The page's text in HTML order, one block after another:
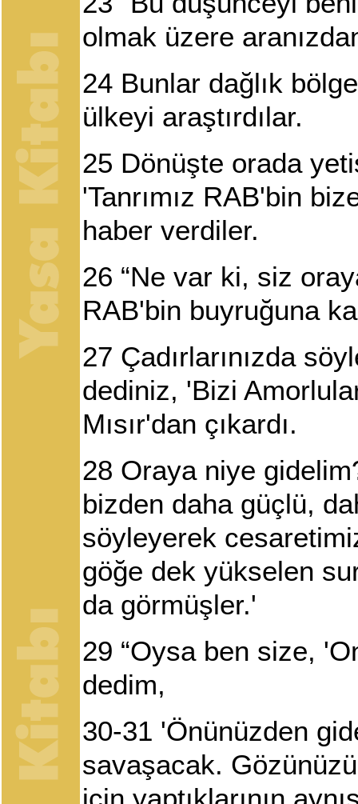
olmak üzere
24 Bunlar dağlık
ülkeyi araştırdılar.
25 Dönüşte orada
'Tanrımız RAB'bin
haber verdiler.
26 “Ne var ki, siz
RAB'bin buyruğuna
27 Çadırlarınızda
dediniz, 'Bizi
Mısır'dan çıkardı.
28 Oraya niye
bizden daha güçlü,
söyleyerek
göğe dek yükselen
da görmüşler.'
29 “Oysa ben size,
dedim,
30-31 'Önünüzden
savaşacak.